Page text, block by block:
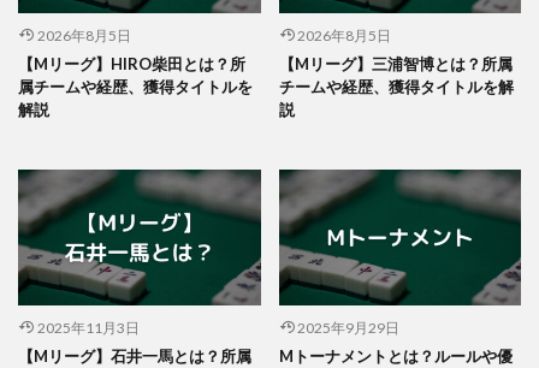
2026年8月5日
【Mリーグ】HIRO柴田とは？所
属チームや経歴、獲得タイトルを
解説
2026年8月5日
【Mリーグ】三浦智博とは？所属
チームや経歴、獲得タイトルを解
説
2025年11月3日
【Mリーグ】石井一馬とは？所属
2025年9月29日
Mトーナメントとは？ルールや優